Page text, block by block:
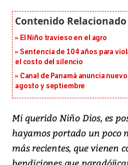
El Niño travieso en el agro
Sentencia de 104 años para
el costo del silencio
Canal de Panamá anuncia
agosto y septiembre
Mi querido Niño Dios, es
hayamos portado un poco
más recientes, que vienen